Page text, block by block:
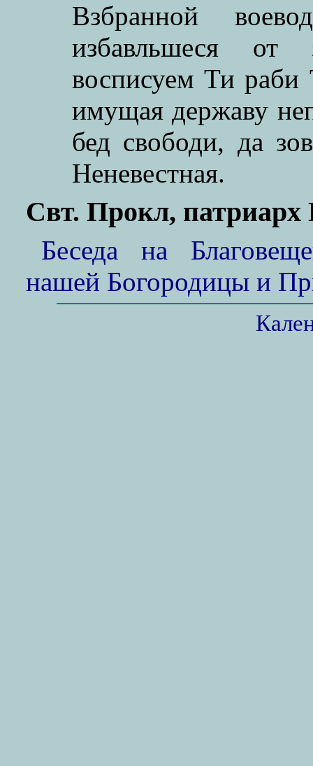
Взбранной
избавльшеся от
восписуем Ти раби
имущая державу
бед свободи, да
Неневестная.
Свт. Прокл, патриарх
Беседа на
нашей Богородицы и